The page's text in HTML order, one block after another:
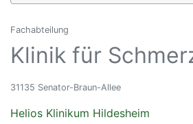
Fachabteilung
Klinik für
31135 Senator-Braun-Allee
Helios Klinikum Hildesheim